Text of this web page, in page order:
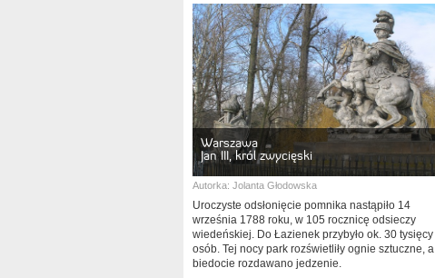
Warszawa
Jan III, król zwycięski
Autorka: Jolanta Głodowska
Uroczyste odsłonięcie pomnika nastąpiło 14
września 1788 roku, w 105 rocznicę odsieczy
wiedeńskiej. Do Łazienek przybyło ok. 30 tysięcy
osób. Tej nocy park rozświetliły ognie sztuczne, a
biedocie rozdawano jedzenie.